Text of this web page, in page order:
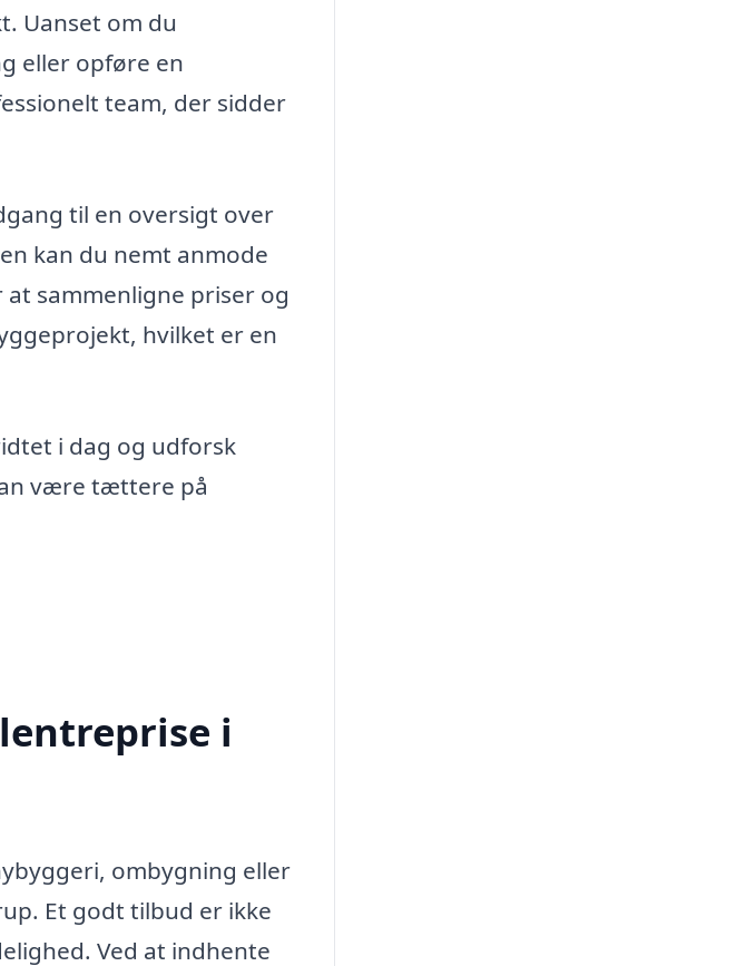
Uanset om du
eller opføre en
team, der sidder
til en oversigt over
kan du nemt anmode
sammenligne priser og
hvilket er en
i dag og udforsk
være tættere på
i
ombygning eller
Et godt tilbud er ikke
Ved at indhente